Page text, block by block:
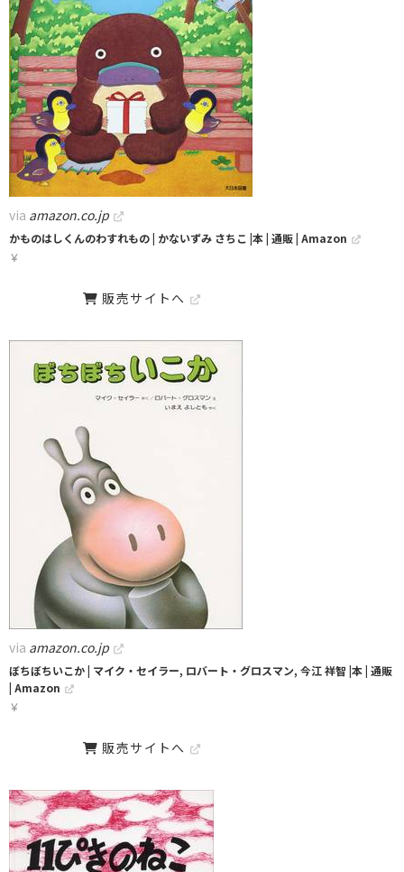
via amazon.co.jp
かものはしくんのわすれもの | かないずみ さちこ |本 | 通販 | Amazon
￥
販売サイトへ
via amazon.co.jp
ぼちぼちいこか | マイク・セイラー, ロバート・グロスマン, 今江 祥智 |本 | 通販
| Amazon
￥
販売サイトへ